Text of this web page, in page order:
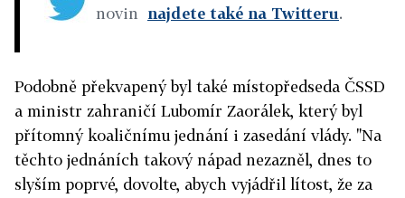
novin najdete také na Twitteru.
Podobně překvapený byl také místopředseda ČSSD
a ministr zahraničí Lubomír Zaorálek, který byl
přítomný koaličnímu jednání i zasedání vlády. "Na
těchto jednáních takový nápad nezazněl, dnes to
slyším poprvé, dovolte, abych vyjádřil lítost, že za